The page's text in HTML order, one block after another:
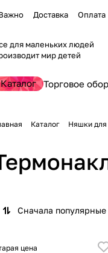
Доставка Оплата
для маленьких людей
мир детей
Каталог Торговое
Каталог Няшки
Сначала популярные
цена